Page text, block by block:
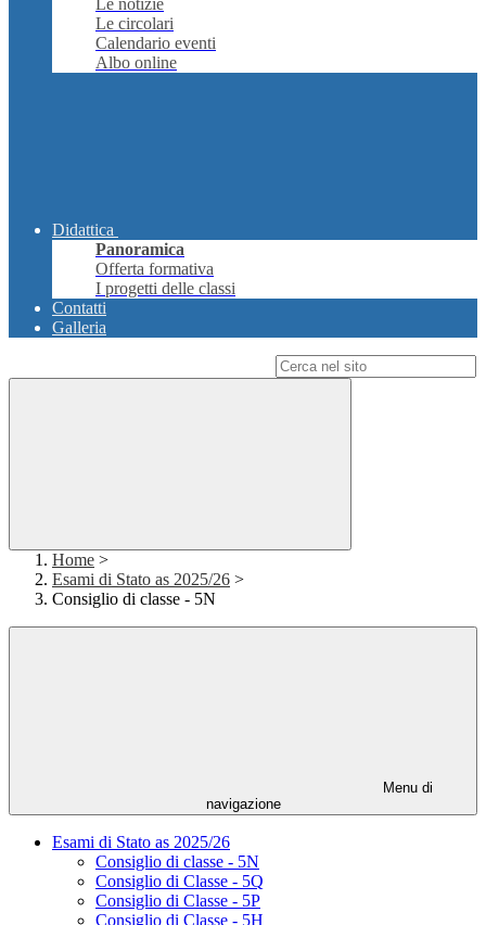
Le notizie
Le circolari
Calendario eventi
Albo online
Didattica
Panoramica
Offerta formativa
I progetti delle classi
Contatti
Galleria
Home >
Esami di Stato as 2025/26 >
Consiglio di classe - 5N
Menu di
navigazione
Esami di Stato as 2025/26
Consiglio di classe - 5N
Consiglio di Classe - 5Q
Consiglio di Classe - 5P
Consiglio di Classe - 5H